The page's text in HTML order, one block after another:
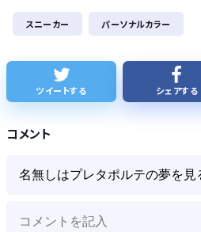
【悲報】ワイが買ったMotorolaのスマ
Powered by livedoor 相互RSS
スニーカー パーソナルカラー
ツイートする シェアする
コメント